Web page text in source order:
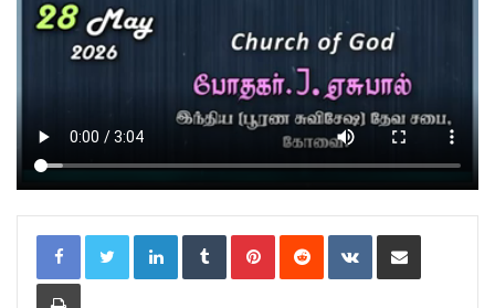
LinkedIn Tumblr Pinterest Reddit VKontakte
Print